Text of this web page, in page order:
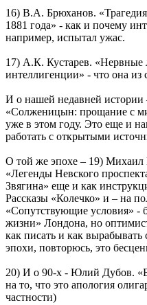
16) В.А. Брюханов.
1881 года» - как и почему
например, испытал ужас.
17) А.К. Кустарев.
интеллигенции» - что она из
И о нашей недавней истории
«Солженицын: прощание с
уже в этом году. Это еще и
работать с открытыми
О той же эпохе – 19) Михаил
«Легенды Невского
Звягина» еще и как
Рассказы «Колечко» и – на
«Сопутствующие условия» -
жизни» Лондона, но
как писать и как вырабывать
эпохи, повторюсь, это
20) И о 90-х - Юлий Дубов.
на то, что это апология
частности)